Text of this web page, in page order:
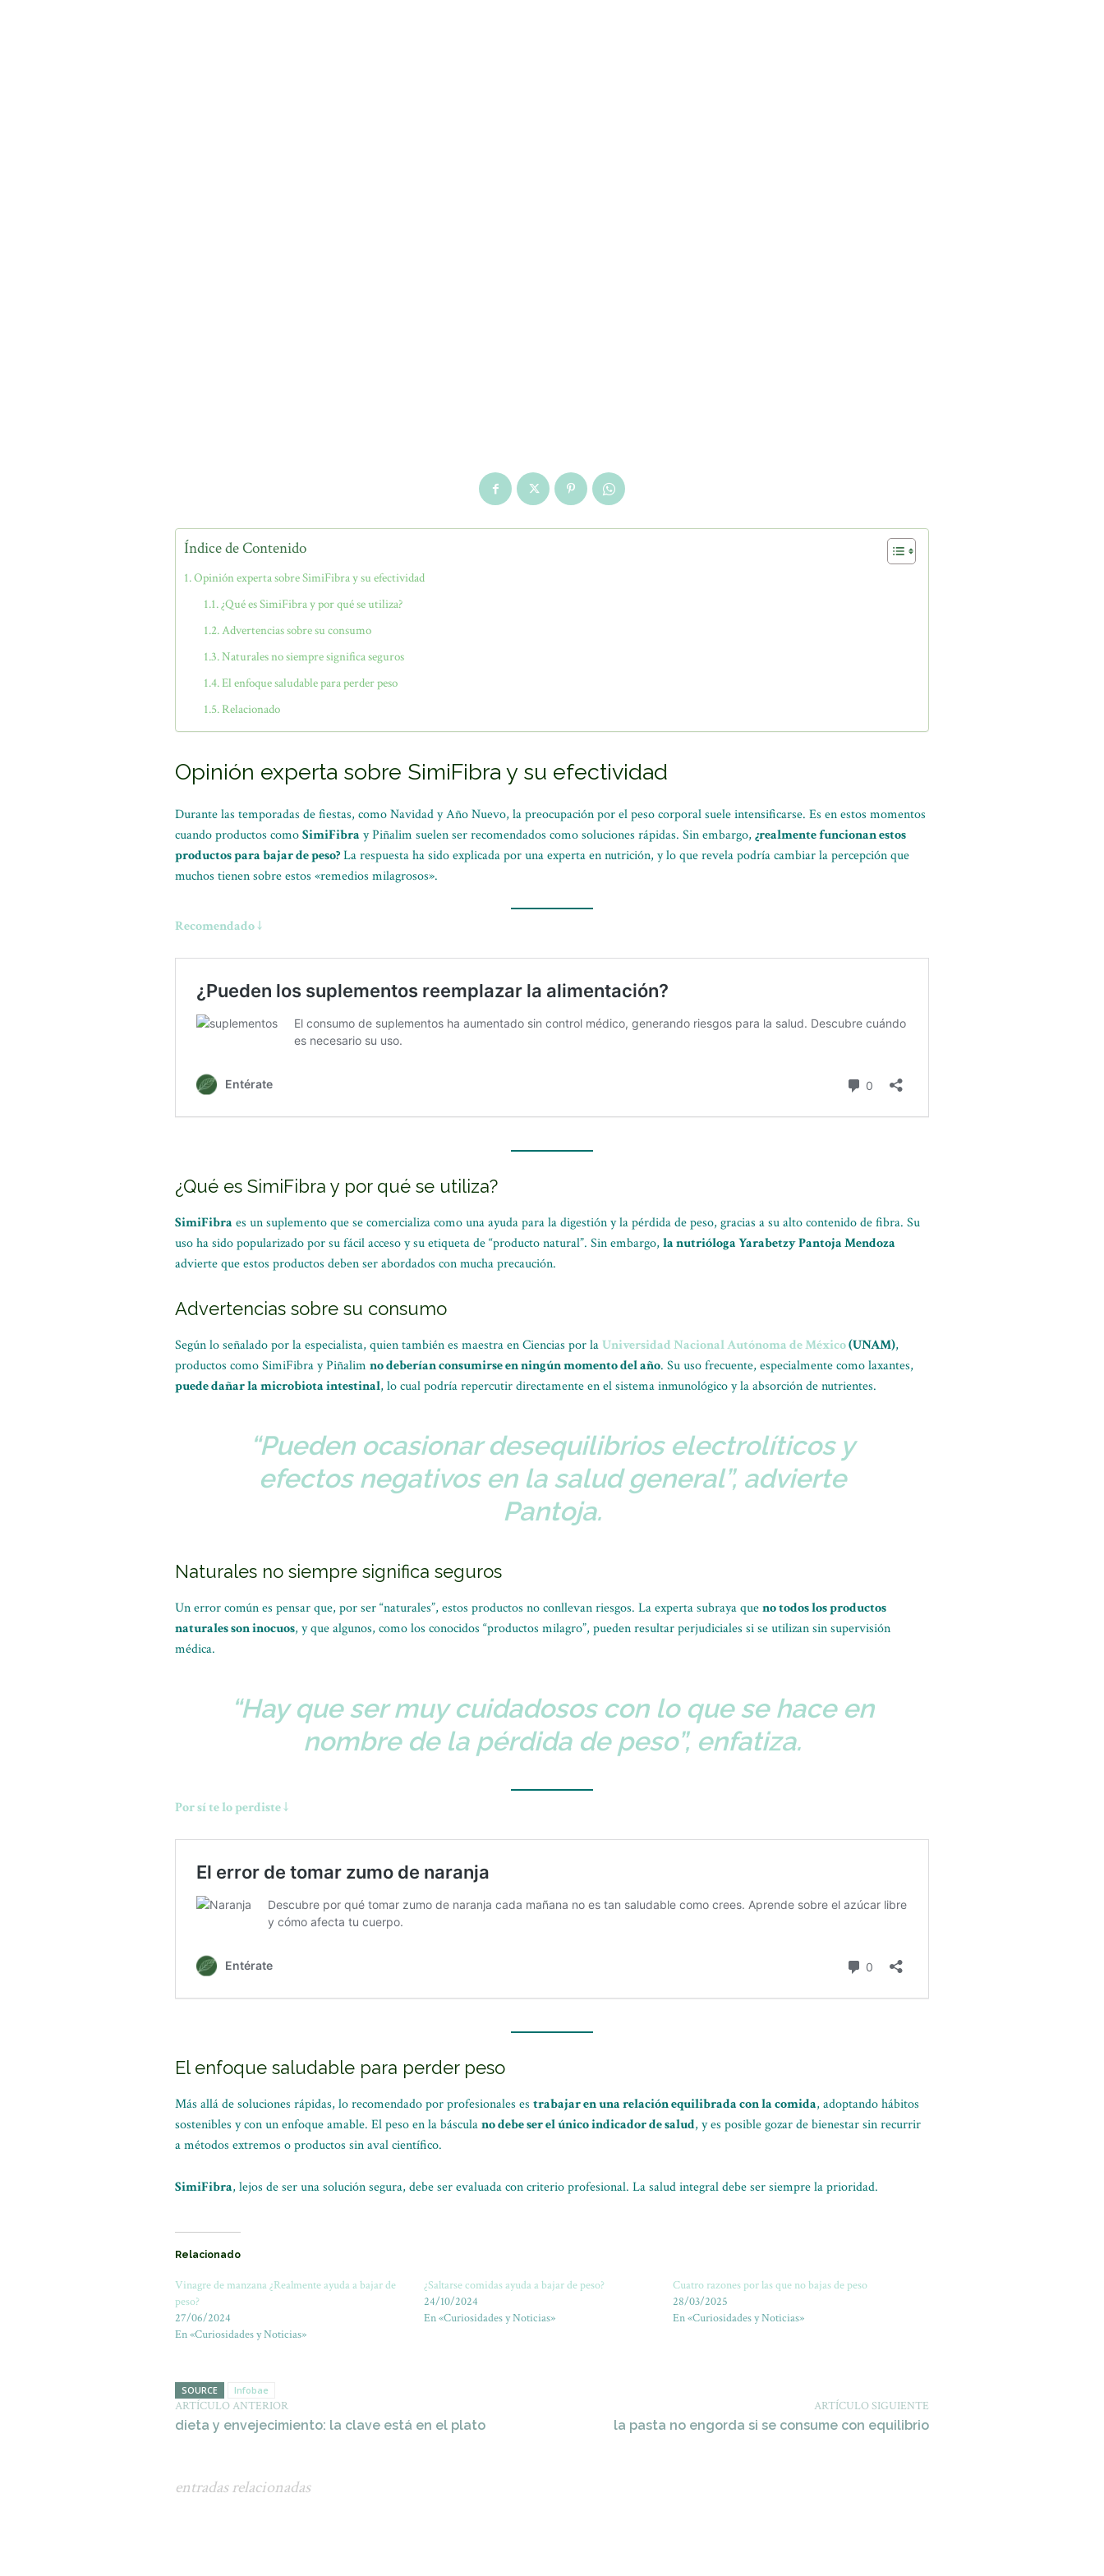
Índice de Contenido
Opinión experta sobre SimiFibra y su efectividad
¿Qué es SimiFibra y por qué se utiliza?
Advertencias sobre su consumo
Naturales no siempre significa seguros
El enfoque saludable para perder peso
Relacionado
Opinión experta sobre SimiFibra y su efectividad
Durante las temporadas de fiestas, como Navidad y Año Nuevo, la preocupación por el peso corporal suele intensificarse. Es en estos momentos
cuando productos comoSimiFibra y Piñalim suelen ser recomendados como soluciones rápidas. Sin embargo, ¿realmente funcionan estos
productos para bajar de peso?La respuesta ha sido explicada por una experta en nutrición, y lo que revela podría cambiar la percepción que
muchos tienen sobre estos «remedios milagrosos».
Recomendado ↓
¿Qué es SimiFibra y por qué se utiliza?
SimiFibra es un suplemento que se comercializa como una ayuda para la digestión y la pérdida de peso, gracias a su alto contenido de fibra. Su
uso ha sido popularizado por su fácil acceso y su etiqueta de “producto natural”. Sin embargo, la nutrióloga Yarabetzy Pantoja Mendoza
advierte que estos productos deben ser abordados con mucha precaución.
Advertencias sobre su consumo
Según lo señalado por la especialista, quien también es maestra en Ciencias por la Universidad Nacional Autónoma de México(UNAM),
productos como SimiFibra y Piñalim no deberían consumirse en ningún momento del año. Su uso frecuente, especialmente como laxantes,
puede dañar la microbiota intestinal, lo cual podría repercutir directamente en el sistema inmunológico y la absorción de nutrientes.
“Pueden ocasionar desequilibrios electrolíticos y
efectos negativos en la salud general”, advierte
Pantoja.
Naturales no siempre significa seguros
Un error común es pensar que, por ser “naturales”, estos productos no conllevan riesgos. La experta subraya queno todos los productos
naturales son inocuos, y que algunos, como los conocidos “productos milagro”, pueden resultar perjudiciales si se utilizan sin supervisión
médica.
“Hay que ser muy cuidadosos con lo que se hace en
nombre de la pérdida de peso”, enfatiza.
Por sí te lo perdiste ↓
El enfoque saludable para perder peso
Más allá de soluciones rápidas, lo recomendado por profesionales es trabajar en una relación equilibrada con la comida, adoptando hábitos
sostenibles y con un enfoque amable. El peso en la básculano debe ser el único indicador de salud, y es posible gozar de bienestar sin recurrir
a métodos extremos o productos sin aval científico.
SimiFibra, lejos de ser una solución segura, debe ser evaluada con criterio profesional. La salud integral debe ser siempre la prioridad.
Relacionado
Vinagre de manzana ¿Realmente ayuda a bajar de
peso?
27/06/2024
En «Curiosidades y Noticias»
¿Saltarse comidas ayuda a bajar de peso?
24/10/2024
En «Curiosidades y Noticias»
Cuatro razones por las que no bajas de peso
28/03/2025
En «Curiosidades y Noticias»
SOURCE Infobae
ARTÍCULO ANTERIOR
dieta y envejecimiento: la clave está en el plato
ARTÍCULO SIGUIENTE
la pasta no engorda si se consume con equilibrio
entradas relacionadas